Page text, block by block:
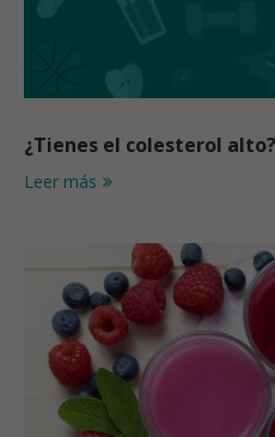
¿Tienes el colesterol alto?
Leer más